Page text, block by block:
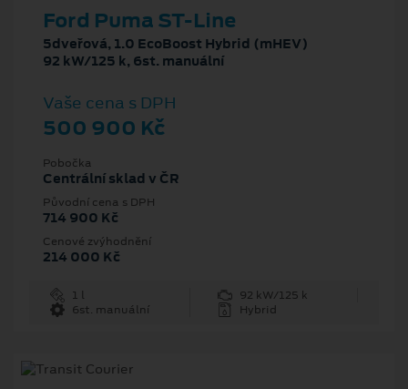
Ford Puma ST-Line
5dveřová, 1.0 EcoBoost Hybrid (mHEV)
92 kW/125 k, 6st. manuální
Vaše cena s DPH
500 900 Kč
Pobočka
Centrální sklad v ČR
Původní cena s DPH
714 900 Kč
Cenové zvýhodnění
214 000 Kč
1 l
92 kW/125 k
6st. manuální
Hybrid